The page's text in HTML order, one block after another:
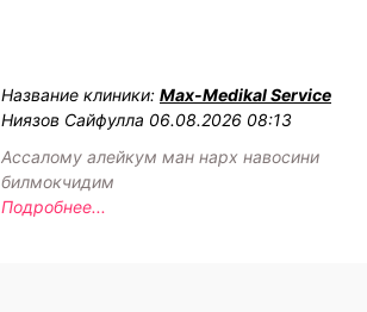
Название клиники: Max-Medikal Service
Ниязов Сайфулла 06.08.2026 08:13
Ассалому алейкум ман нарх навосини
билмокчидим
Подробнее...